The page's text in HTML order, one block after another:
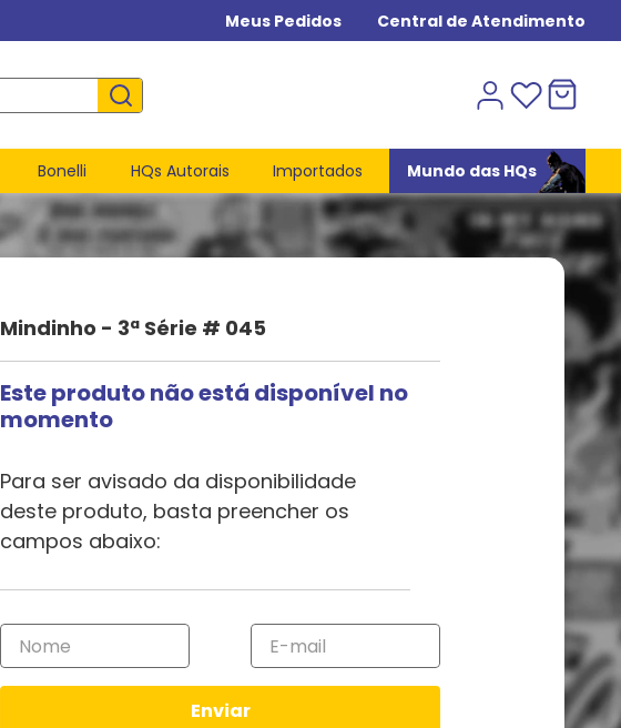
Meus Pedidos Central de Atendimento
Bonelli HQs Autorais Importados Mundo das HQs
Mindinho - 3ª Série # 045
Este produto não está disponível no
momento
Para ser avisado da disponibilidade
deste produto, basta preencher os
campos abaixo:
Enviar